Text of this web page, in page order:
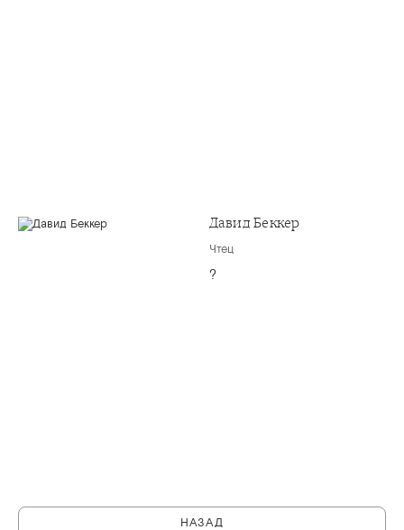
Давид Беккер
Чтец
?
НАЗАД